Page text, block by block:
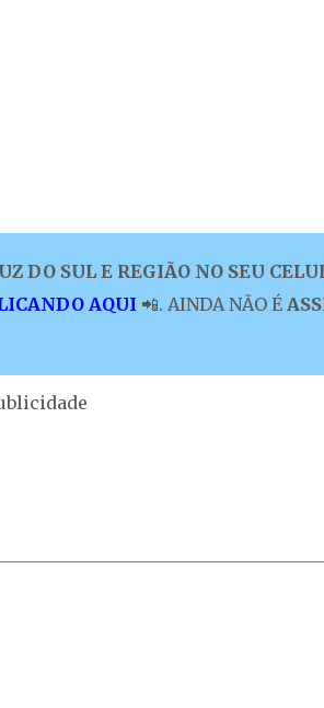
DO SUL E REGIÃO NO SEU
AQUI 📲. AINDA NÃO É